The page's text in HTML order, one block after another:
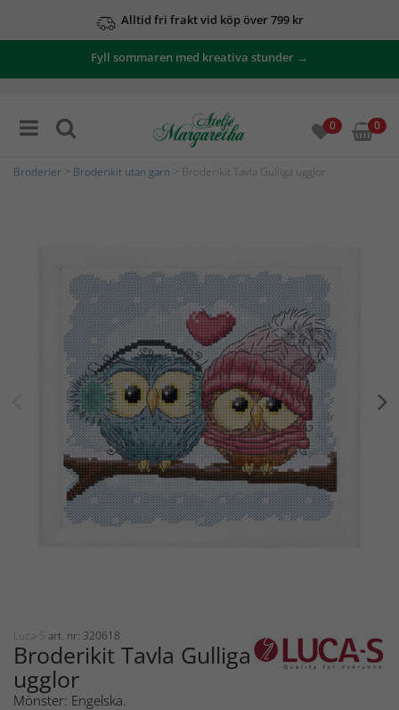
Alltid fri frakt vid köp över 799 kr
Fyll sommaren med kreativa stunder →
0 0
Broderier Broderikit utan garn > Broderikit Tavla Gulliga ugglor
Luca-S art. nr: 320618
Broderikit Tavla Gulliga
ugglor
Mönster: Engelska.